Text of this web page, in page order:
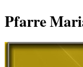
Pfarre